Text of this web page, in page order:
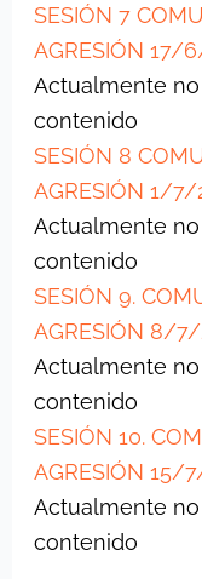
SESIÓN 7
AGRESIÓN 17/
Actualmente
contenido
SESIÓN 8
AGRESIÓN 1/7/
Actualmente
contenido
SESIÓN 9.
AGRESIÓN 8/
Actualmente
contenido
SESIÓN 10.
AGRESIÓN 15/
Actualmente
contenido